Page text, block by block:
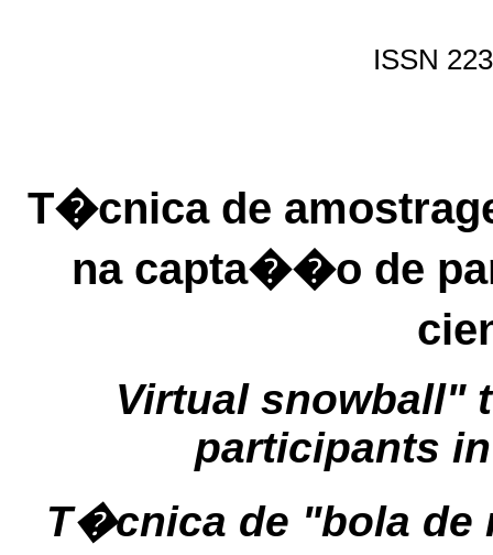
ISSN
T�cnica de
na capta��o de
Virtual snowball"
participants
T�cnica de "bola de